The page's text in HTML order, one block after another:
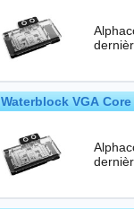
Waterblock VGA